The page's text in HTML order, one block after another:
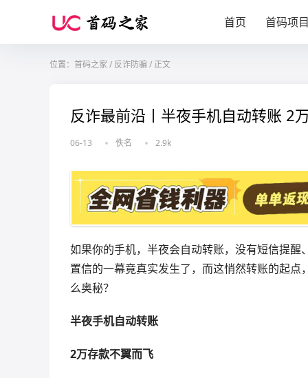
首页 首码项
位置： 首码之家 / 反诈防骗 /正文
反诈最前沿丨半夜手机自动转账 2
06-13 佚名 2.9k
如果你的手机，半夜会自动转账，没有短信提
置信的一幕竟真实发生了，而这悄然转账的起点
么奥秘？
半夜手机自动转账
2万存款不翼而飞